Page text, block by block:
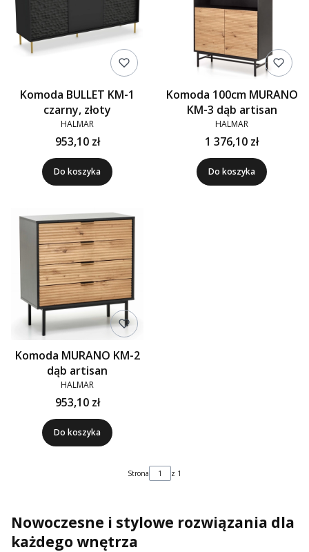
Komoda BULLET KM-1
czarny, złoty
HALMAR
953,10 zł
Do koszyka
Komoda 100cm MURANO
KM-3 dąb artisan
HALMAR
1 376,10 zł
Do koszyka
Komoda MURANO KM-2
dąb artisan
HALMAR
953,10 zł
Do koszyka
Strona z 1
Nowoczesne i stylowe rozwiązania dla
każdego wnętrza